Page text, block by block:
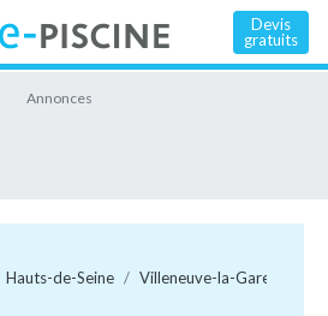
Devis
gratuits
Hauts-de-Seine Villeneuve-la-Garenne